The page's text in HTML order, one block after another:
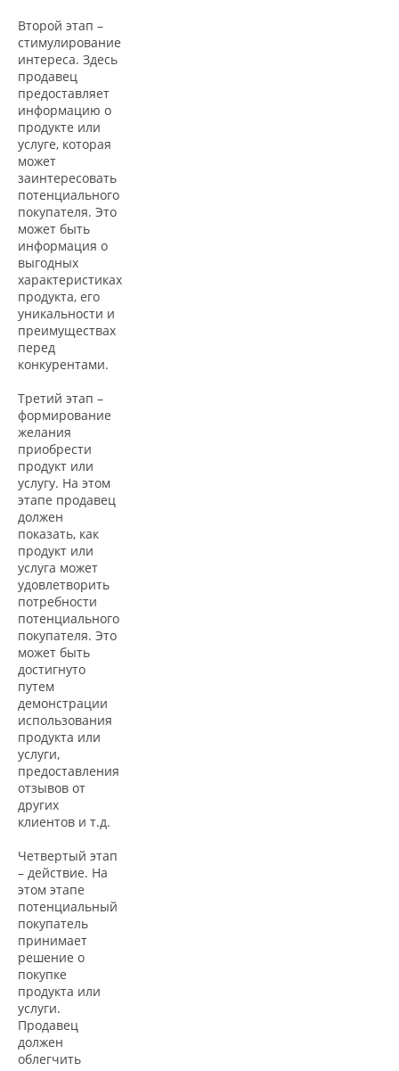
Второй этап –
стимулирование
интереса. Здесь
продавец
предоставляет
информацию о
продукте или
услуге, которая
может
заинтересовать
потенциального
покупателя. Это
может быть
информация о
выгодных
характеристиках
продукта, его
уникальности и
преимуществах
перед
конкурентами.
Третий этап –
формирование
желания
приобрести
продукт или
услугу. На этом
этапе продавец
должен
показать, как
продукт или
услуга может
удовлетворить
потребности
потенциального
покупателя. Это
может быть
достигнуто
путем
демонстрации
использования
продукта или
услуги,
предоставления
отзывов от
других
клиентов и т.д.
Четвертый этап
– действие. На
этом этапе
потенциальный
покупатель
принимает
решение о
покупке
продукта или
услуги.
Продавец
должен
облегчить